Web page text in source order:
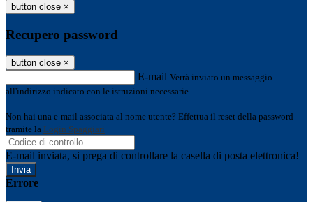
button close ×
Recupero password
button close ×
E-mail Verrà inviato un messaggio
all'indirizzo indicato con le istruzioni necessarie.
Non hai una e-mail associata al nome utente? Effettua il reset della password
tramite la Login Spaggiari
E-mail inviata, si prega di controllare la casella di posta elettronica!
Errore